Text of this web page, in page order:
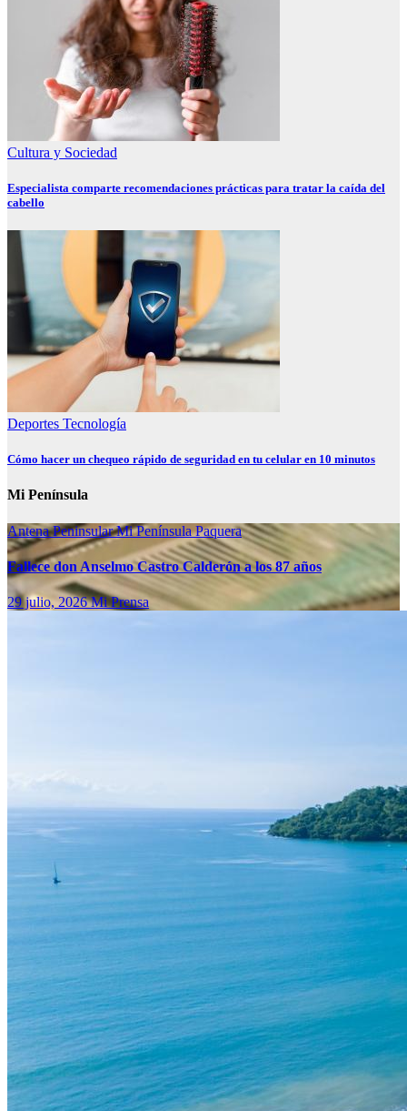
Cultura y Sociedad
Especialista comparte recomendaciones prácticas para tratar la caída del
cabello
Deportes Tecnología
Cómo hacer un chequeo rápido de seguridad en tu celular en 10 minutos
Mi Península
Antena PeninsularMi PenínsulaPaquera
Fallece don Anselmo Castro Calderón a los 87 años
29 julio, 2026Mi Prensa